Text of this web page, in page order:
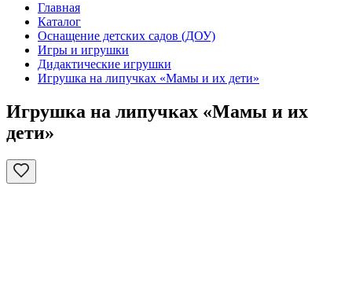
Главная
Каталог
Оснащение детских садов (ДОУ)
Игры и игрушки
Дидактические игрушки
Игрушка на липучках «‎Мамы и их дети»‎
Игрушка на липучках «‎Мамы и их
дети»‎